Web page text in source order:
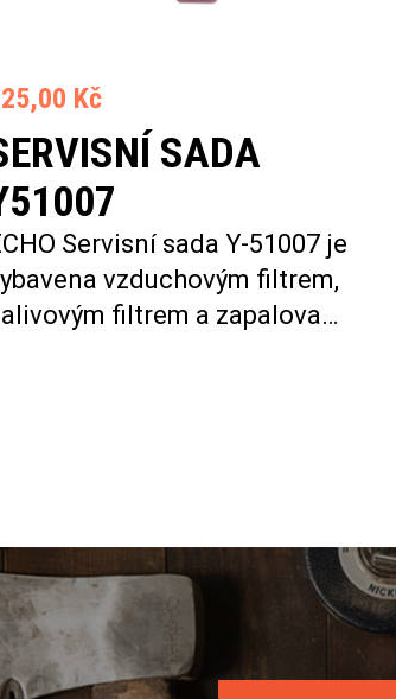
Kč
SADA
Servisní sada Y-51007 je
vzduchovým filtrem,
filtrem a zapalova…